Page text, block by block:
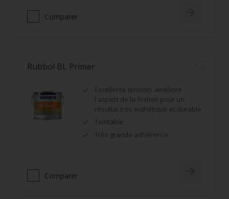
Comparer
Rubbol BL Primer
Excellente tension: améliore
l'aspect de la finition pour un
résultat très esthétique et durable
Teintable
Très grande adhérence
Comparer